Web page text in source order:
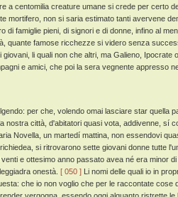
a centomilia creature umane si crede per certo
mortifero, non si saria estimato tanti avervene
di famiglie pieni, di signori e di donne, infino al
quante famose ricchezze si videro senza
li quali non che altri, ma Galieno, Ipocrate
e amici, che poi la sera vegnente appresso
per che, volendo omai lasciare star quella
città, d'abitatori quasi vota, addivenne, sí
Novella, un martedí mattina, non essendovi
si ritrovarono sette giovani donne tutte
e ottesimo anno passato avea né era minor
onestà. [ 050 ] Li nomi delle quali io in
che io non voglio che per le raccontate cose